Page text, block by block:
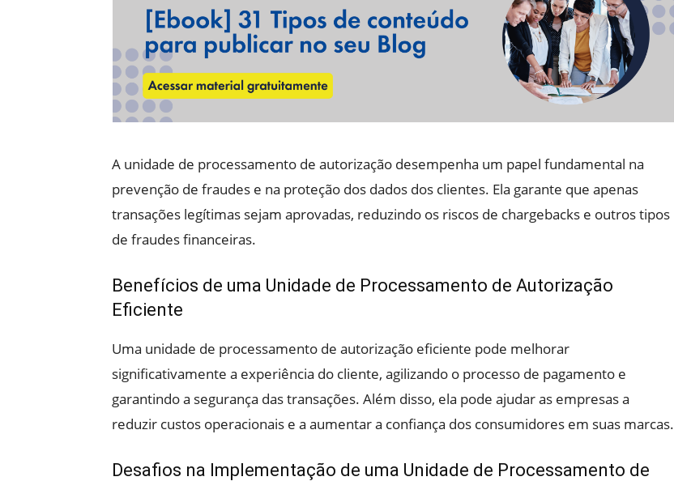
A unidade de processamento de autorização desempenha um papel fundamental na
prevenção de fraudes e na proteção dos dados dos clientes. Ela garante que apenas
transações legítimas sejam aprovadas, reduzindo os riscos de chargebacks e outros tipos
de fraudes financeiras.
Benefícios de uma Unidade de Processamento de Autorização
Eficiente
Uma unidade de processamento de autorização eficiente pode melhorar
significativamente a experiência do cliente, agilizando o processo de pagamento e
garantindo a segurança das transações. Além disso, ela pode ajudar as empresas a
reduzir custos operacionais e a aumentar a confiança dos consumidores em suas marcas.
Desafios na Implementação de uma Unidade de Processamento de